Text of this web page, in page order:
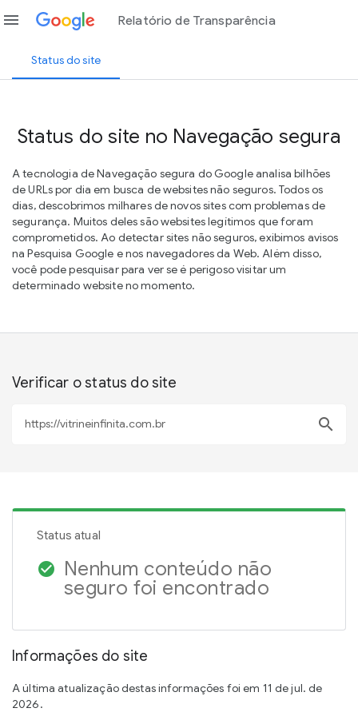
menu Relatório de Transparência
Status do site
Status do site no Navegação segura
A tecnologia de Navegação segura do Google analisa bilhões
de URLs por dia em busca de websites não seguros. Todos os
dias, descobrimos milhares de novos sites com problemas de
segurança. Muitos deles são websites legítimos que foram
comprometidos. Ao detectar sites não seguros, exibimos avisos
na Pesquisa Google e nos navegadores da Web. Além disso,
você pode pesquisar para ver se é perigoso visitar um
determinado website no momento.
Verificar o status do site
search
Status atual
check_circle Nenhum conteúdo não
seguro foi encontrado
Informações do site
A última atualização destas informações foi em 11 de jul. de
2026.